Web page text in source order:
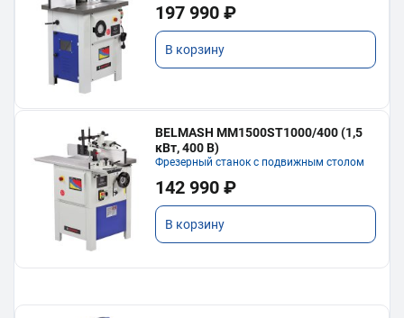
197 990 ₽
В корзину
BELMASH MM1500ST1000/400 (1,5
кВт, 400 В)
Фрезерный станок с подвижным столом
142 990 ₽
В корзину